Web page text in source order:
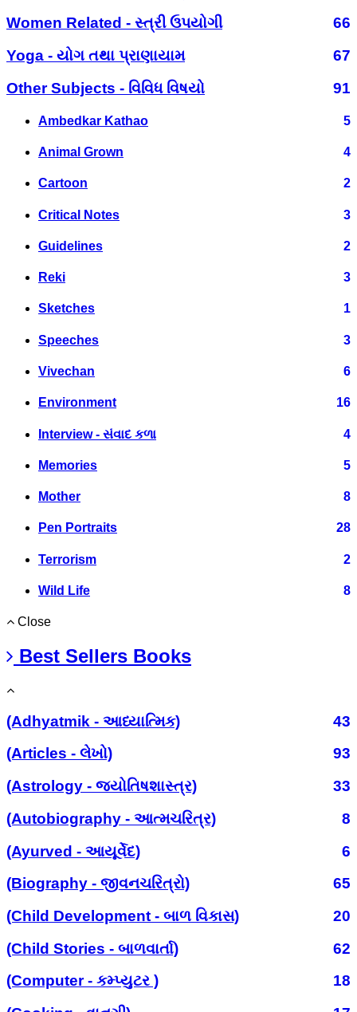
Women Related - સ્ત્રી ઉપયોગી
66
Yoga - યોગ તથા પ્રાણાયામ
67
Other Subjects - વિવિધ વિષયો
91
Ambedkar Kathao 5
Animal Grown 4
Cartoon 2
Critical Notes 3
Guidelines 2
Reki 3
Sketches 1
Speeches 3
Vivechan 6
Environment 16
Interview - સંવાદ કળા 4
Memories 5
Mother 8
Pen Portraits 28
Terrorism 2
Wild Life 8
Close
Best Sellers Books
(Adhyatmik - આધ્યાત્મિક)
43
(Articles - લેખો)
93
(Astrology - જ્યોતિષશાસ્ત્ર)
33
(Autobiography - આત્મચરિત્ર)
8
(Ayurved - આયૂર્વેદ)
6
(Biography - જીવનચરિત્રો)
65
(Child Development - બાળ વિકાસ)
20
(Child Stories - બાળવાર્તા)
62
(Computer - કમ્પ્યુટર )
18